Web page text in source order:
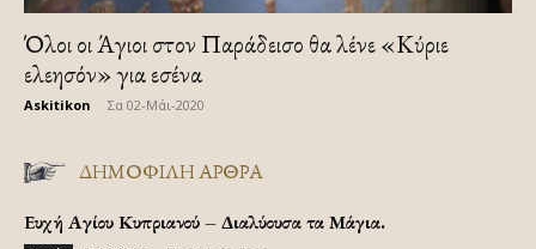
Όλοι οι Άγιοι στον Παράδεισο θα λένε «Κύριε
ελεησόν» για εσένα
Askitikon Σα 02-Μάι-2020
ΔΗΜΟΦΙΛΗ ΑΡΘΡΑ
Ευχή Αγίου Κυπριανού – Διαλύουσα τα Μάγια.